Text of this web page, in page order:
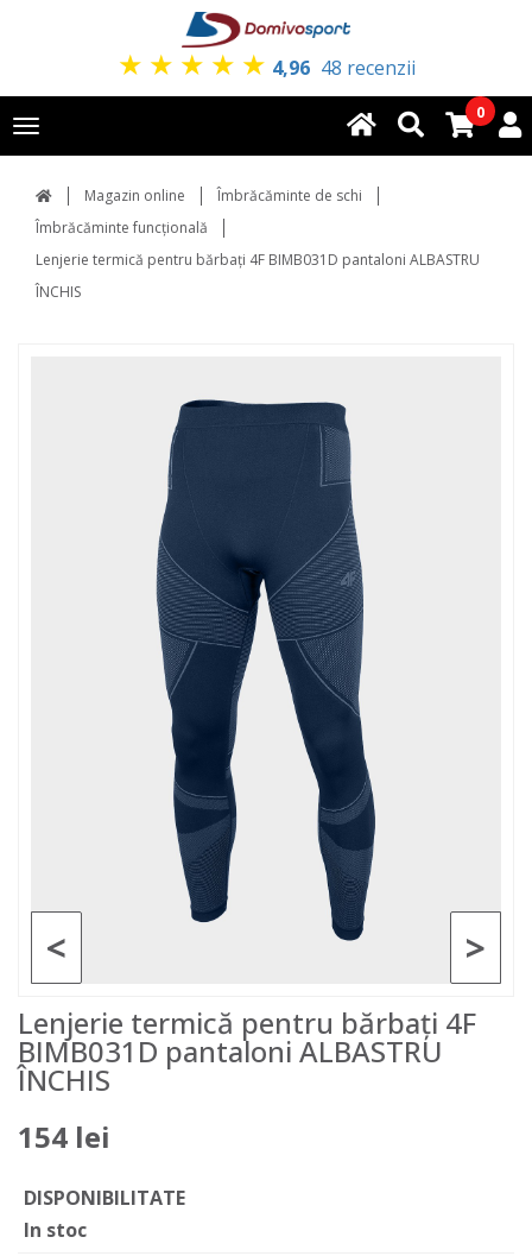
★ ★ ★ ★ ★ 4,96 48 recenzii
Toggle
navigation
0
Magazin online
Îmbrăcăminte de schi
Îmbrăcăminte funcțională
Lenjerie termică pentru bărbați 4F BIMB031D pantaloni ALBASTRU
ÎNCHIS
>
<
Lenjerie termică pentru bărbați 4F
BIMB031D pantaloni ALBASTRU
ÎNCHIS
154 lei
DISPONIBILITATE
In stoc